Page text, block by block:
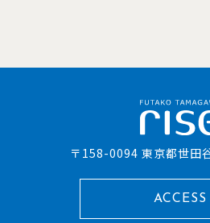
〒158-0094 東京都世田
ACCESS